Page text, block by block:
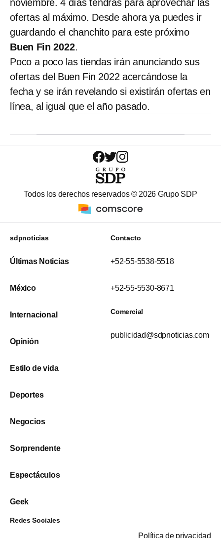
noviembre. 4 días tendrás para aprovechar las
ofertas al máximo. Desde ahora ya puedes ir
guardando el chanchito para este próximo
Buen Fin 2022.
Poco a poco las tiendas irán anunciando sus
ofertas del Buen Fin 2022 acercándose la
fecha y se irán revelando si existirán ofertas en
línea, al igual que el año pasado.
Todos los derechos reservados © 2026 Grupo SDP
sdpnoticias
Últimas Noticias
México
Internacional
Opinión
Estilo de vida
Deportes
Negocios
Sorprendente
Espectáculos
Geek
Contacto
+52-55-5538-5518
+52-55-5530-8671
Comercial
publicidad@sdpnoticias.com
Redes Sociales
Política de privacidad